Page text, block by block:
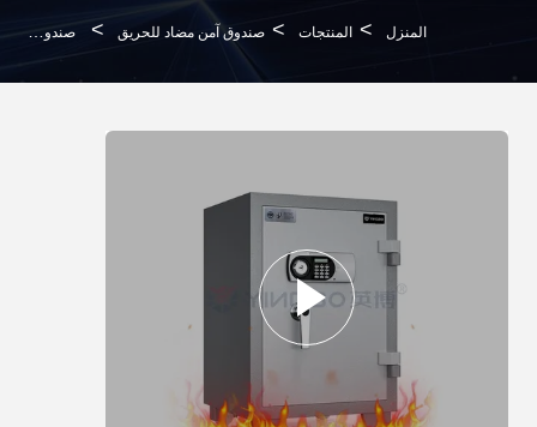
المنزل > المنتجات > صندوق آمن مضاد للحريق > صندوق آمن للنقود المقاوم للنار للمكتب